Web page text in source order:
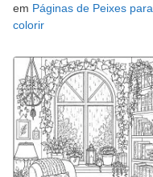
em Páginas de Peixes para
colorir